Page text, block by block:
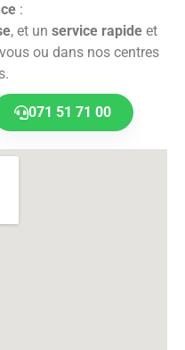
:
, et un service rapideet
ou dans nos centres
071 51 71 00